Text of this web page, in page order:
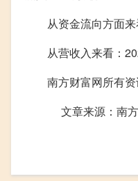
从资金流向方面来
从营收入来看：
南方财富网所有资
文章来源：南方财